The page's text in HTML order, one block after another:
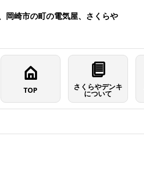
岡崎市の町の電気屋、さくらや
TOP さくらやデンキ
について